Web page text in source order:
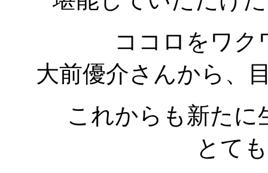
ココロをワク
大前優介さんから、
これからも新た
とて